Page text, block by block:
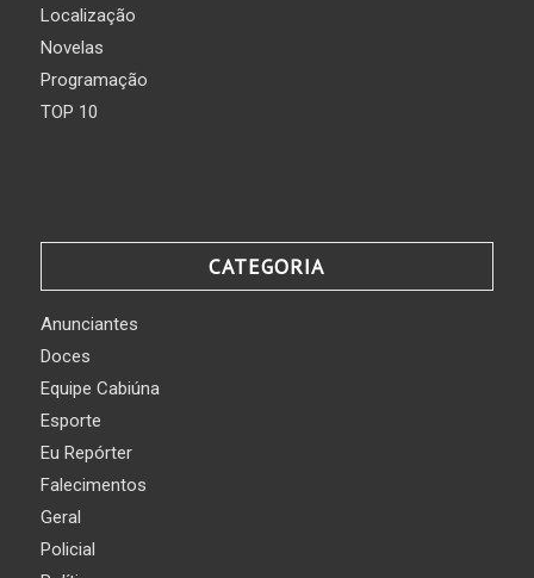
Localização
Novelas
Programação
TOP 10
CATEGORIA
Anunciantes
Doces
Equipe Cabiúna
Esporte
Eu Repórter
Falecimentos
Geral
Policial